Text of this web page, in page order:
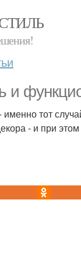
и
тот
- и при этом